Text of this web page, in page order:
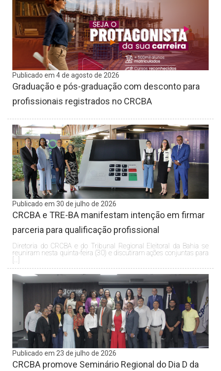
Publicado em 4 de agosto de 2026
Graduação e pós-graduação com desconto para
profissionais registrados no CRCBA
Publicado em 30 de julho de 2026
CRCBA e TRE-BA manifestam intenção em firmar
parceria para qualificação profissional
Diretoria do CRCBA e do Tribunal Regional Eleitoral da Bahia se
reuniram nesta quinta-feira (30) e discutiram ações conjuntas para
Publicado em 23 de julho de 2026
CRCBA promove Seminário Regional do Dia D da